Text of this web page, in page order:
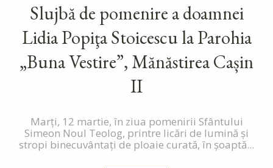
Slujbă de pomenire a doamnei
Lidia Popiţa Stoicescu la Parohia
„Buna Vestire”, Mănăstirea Cașin
II
Marți, 12 martie, în ziua pomenirii Sfântului
Simeon Noul Teolog, printre licări de lumină și
stropi binecuvântați de ploaie curată, în șoaptă...